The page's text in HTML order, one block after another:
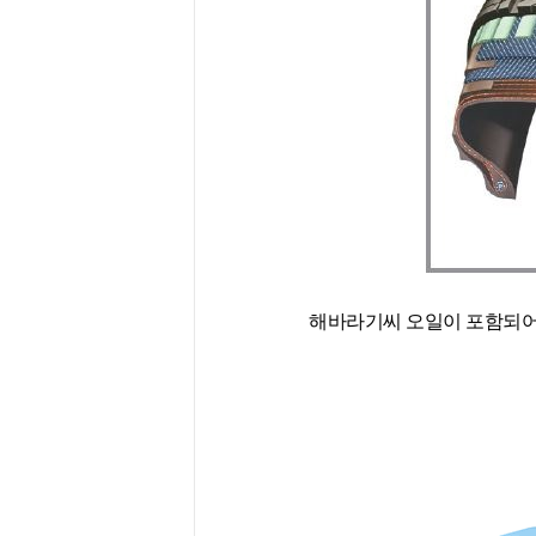
해바라기씨 오일이 포함되